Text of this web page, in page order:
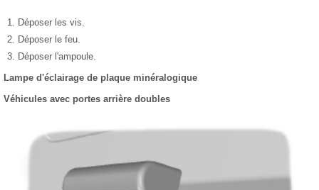
Déposer les vis.
Déposer le feu.
Déposer l'ampoule.
Lampe d'éclairage de plaque minéralogique
Véhicules avec portes arrière doubles